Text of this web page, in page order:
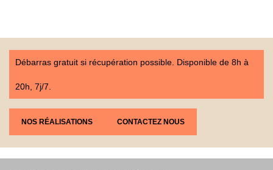
Débarras gratuit si récupération possible. Disponible de 8h à
20h, 7j/7.
NOS RÉALISATIONS CONTACTEZ NOUS